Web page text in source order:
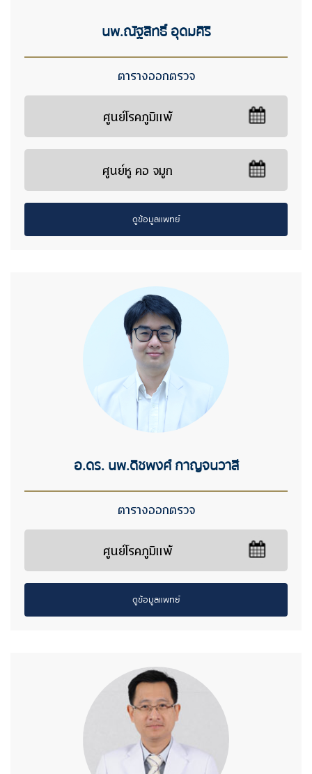
นพ.ณัฐสิทธิ์ อุดมศิริ
ตารางออกตรวจ
ศูนย์โรคภูมิแพ้
ศูนย์หู คอ จมูก
ดูข้อมูลแพทย์
อ.ดร. นพ.ดิชพงศ์ กาญจนวาสี
ตารางออกตรวจ
ศูนย์โรคภูมิแพ้
ดูข้อมูลแพทย์